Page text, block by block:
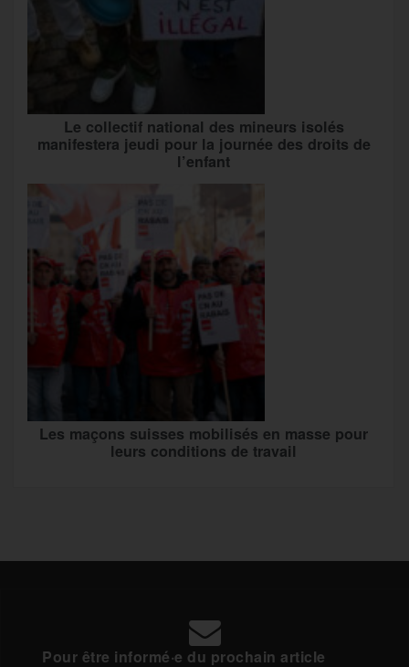
Le collectif national des mineurs isolés
manifestera jeudi pour la journée des droits de
l’enfant
Les maçons suisses mobilisés en masse pour
leurs conditions de travail
Pour être informé·e du prochain article